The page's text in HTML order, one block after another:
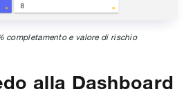
completamento e valore di rischio
alla Dashboard